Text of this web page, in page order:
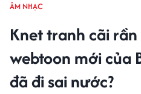
ÂM NHẠC
Knet tranh cãi
webtoon mới của
đã đi sai nước?